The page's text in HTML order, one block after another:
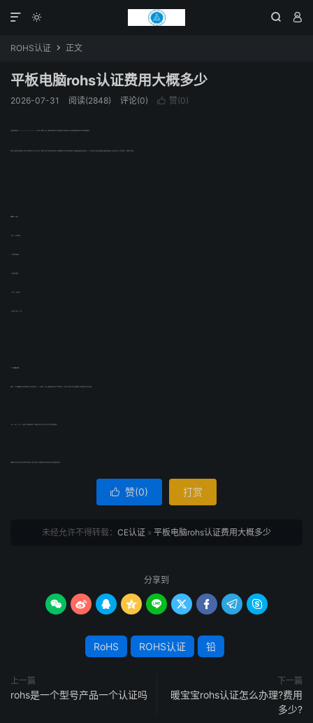
  

ROHS认证  正文
平板电脑rohs认证费用大概多少
2026-07-31 阅读(2848) 评论(0)  赞(0)
 赞(0) 打赏
未经允许不得转载： CE认证 » 平板电脑rohs认证费用大概多少
分享到
        
RoHS ROHS认证 铅
上一篇
rohs是一个型号产品一个认证吗
下一篇
暖宝宝rohs认证怎么办理?费用
多少?